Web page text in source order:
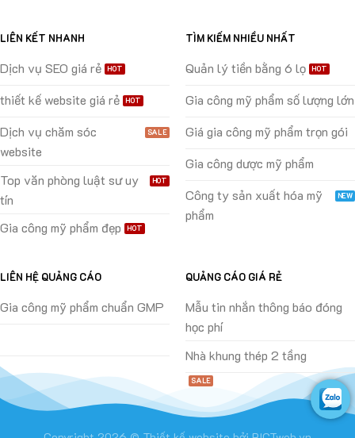
LIÊN KẾT NHANH
Dịch vụ SEO giá rẻ
thiết kế website giá rẻ
Dịch vụ chăm sóc
website
Top văn phòng luật sư uy
tín
Gia công mỹ phẩm đẹp
TÌM KIẾM NHIỀU NHẤT
Quản lý tiền bằng 6 lọ
Gia công mỹ phẩm số lượng lớn
Giá gia công mỹ phẩm trọn gói
Gia công dược mỹ phẩm
Công ty sản xuất hóa mỹ
phẩm
LIÊN HỆ QUẢNG CÁO
Gia công mỹ phẩm chuẩn GMP
QUẢNG CÁO GIÁ RẺ
Mẫu tin nhắn thông báo đóng
học phí
Nhà khung thép 2 tầng